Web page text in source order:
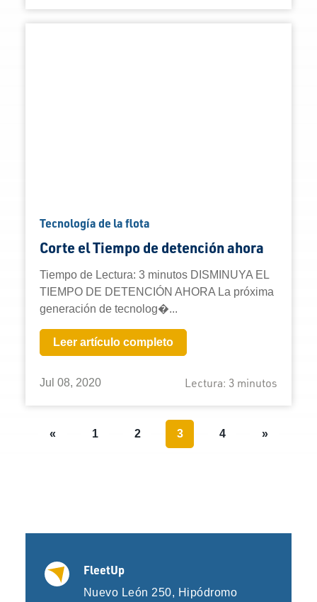
Tecnología de la flota
Corte el Tiempo de detención ahora
Tiempo de Lectura: 3 minutos DISMINUYA EL
TIEMPO DE DETENCIÓN AHORA La próxima
generación de tecnolog�...
Leer artículo completo
Jul 08, 2020 Lectura: 3 minutos
« 1 2 3 4 »
FleetUp
Nuevo León 250, Hipódromo